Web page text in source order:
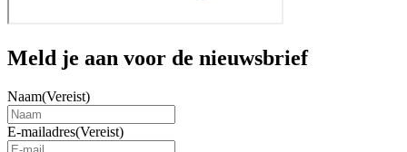
Meld je aan voor de nieuwsbrief
Naam(Vereist)
E-mailadres(Vereist)